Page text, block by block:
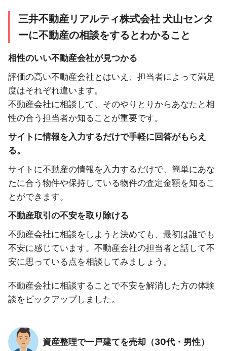
三井不動産リアルティ株式会社 犬山センタ
ーに不動産の相談をするとわかること
相性のいい不動産会社が見つかる
評価の高い不動産会社とはいえ、担当者によって満足
度はそれぞれ違います。
不動産会社に相談して、そのやりとりからあなたと相
性の合う担当者か知ることが重要です。
サイトに情報を入力するだけで手軽に回答がもらえ
る。
サイトに不動産の情報を入力するだけで、簡単にあな
たに合う物件や保持している物件の査定金額を知るこ
とができます。
不動産取引の不安を取り除ける
不動産会社に相談をしようと決めても、最初は誰でも
不安に感じています。不動産会社の担当者と話して不
安に思っている点を相談してみましょう。
不動産会社に相談することで不安を解消した方の体験
談をピックアップしました。
資産整理で一戸建てを売却（30代・男性）